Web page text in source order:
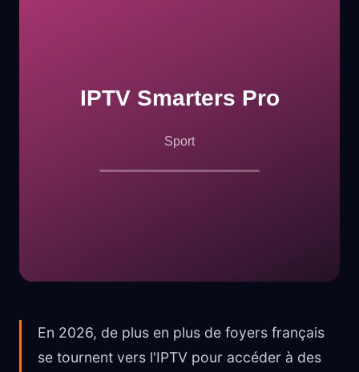
En 2026, de plus en plus de foyers français
se tournent vers l'IPTV pour accéder à des